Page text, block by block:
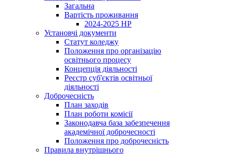
Загальна
Вартість проживання
2024-2025 НР
Установчі документи
Статут коледжу
Положення про організацію
освітнього процесу
Концепція діяльності
Реєстр суб'єктів освітньої
діяльності
Доброчесність
План заходів
План роботи комісії
Законодавча база забезпечення
академічної доброчесності
Положення про доброчесність
Правила внутрішнього